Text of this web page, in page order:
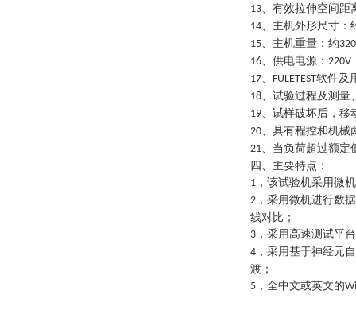
13、有效拉伸空间距
14、主机外形尺寸：
15、主机重量：约
16、供电电源： 220V
17、 FULETEST软件及
18、试验过程及测量
19、试样破坏后，移
20、具有程控和机械
21、当负荷超过额定
四、主要特点：
1 ，该试验机采用微
2 ，采用微机进行数
线对比；
3 ，采用高速测试平
4 ，采用基于神经元
渡；
5 ，全中文或英文的